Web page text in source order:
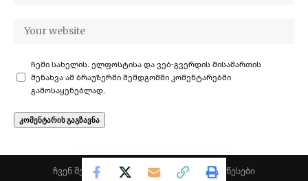
ჩემი სახელის. ელფოსტისა და ვებ-გვერდის მისამართის
შენახვა ამ ბრაუზერში შემდგომში კომენტარებში
გამოსაყენებლად.
ჩვენ შესახებ კონფიდენციალურობა· წესები